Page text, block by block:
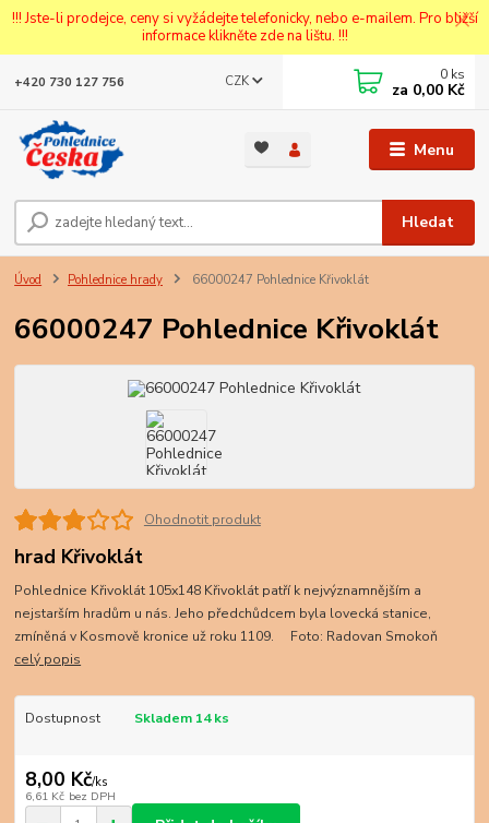
!!! Jste-li prodejce, ceny si vyžádejte telefonicky, nebo e-mailem. Pro bližší
informace klikněte zde na lištu. !!!
Menu
CZK
Hledat
+420 730 127 756 0 ks
za 0,00 Kč
Úvod Pohlednice hrady 66000247 Pohlednice Křivoklát
66000247 Pohlednice Křivoklát
Ohodnotit produkt
hrad Křivoklát
Pohlednice Křivoklát 105x148 Křivoklát patří k nejvýznamnějším a
nejstarším hradům u nás. Jeho předchůdcem byla lovecká stanice,
zmíněná v Kosmově kronice už roku 1109. Foto: Radovan Smokoň
celý popis
Dostupnost Skladem 14 ks
8,00 Kč/ks
6,61 Kč bez DPH